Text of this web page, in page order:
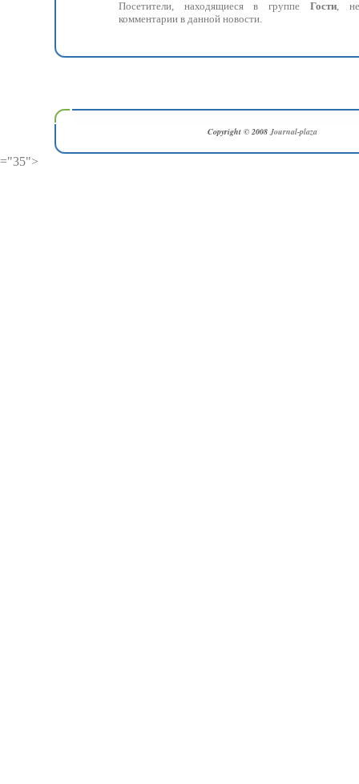
Посетители, находящиеся в группе Гости, не
комментарии в данной новости.
Copyright © 2008Journal-plaza
="35">